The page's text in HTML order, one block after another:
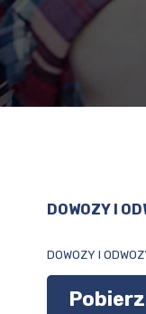
DOWOZY I
DOWOZY I
Pobierz